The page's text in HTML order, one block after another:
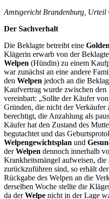
Amtsgericht Brandenburg, Urteil
Der Sachverhalt
Die Beklagte betreibt eine
Klägerin erwarb von der
Welpen (Hündin) zu einem
war zunächst an eine andere
den Welpen jedoch an die
Kaufvertrag wurde zwischen den
vereinbart: „Sollte der Käufer
Gründen, die nicht der Verkäufer
berechtigt, die Anzahlung als
Käufer hat den Zustand des
begutachtet und das
Welpengewichtsplan und
derWelpen dennoch innerhalb
Krankheitsmängel aufweisen,
zurückzuführen sind, so erhält
Rückgabe des Welpen an die
derselben Woche stellte die
da derWelpe nicht in der Lage